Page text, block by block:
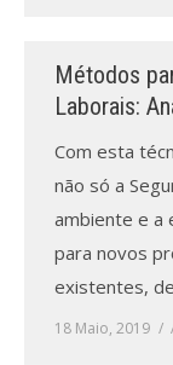
Métodos
Laborais:
Com esta
não só a
ambiente e a
para novos
existentes,
18 Maio, 2019